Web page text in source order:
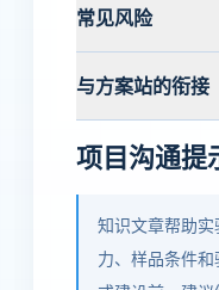
常见风险
与方案站的衔接
项目沟通提
知识文章帮助
力、样品条件